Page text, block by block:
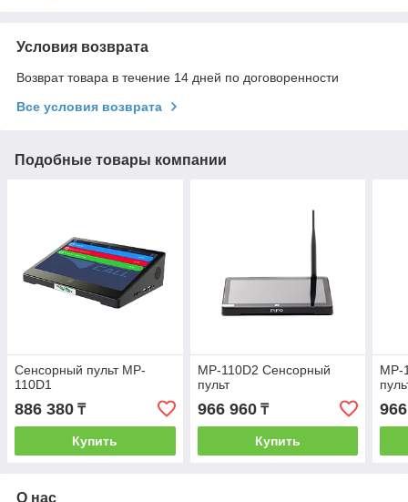
Условия возврата
Возврат товара в течение 14 дней по договоренности
Все условия возврата
Подобные товары компании
Сенсорный пульт MP-
110D1
886 380 ₸
Купить
MP-110D2 Сенсорный
пульт
966 960₸
Купить
MP-
О нас